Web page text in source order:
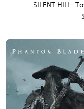
SILENT HILL: